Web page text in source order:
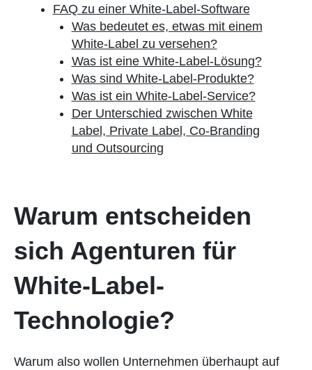
FAQ zu einer White-Label-Software
Was bedeutet es, etwas mit einem
White-Label zu versehen?
Was ist eine White-Label-Lösung?
Was sind White-Label-Produkte?
Was ist ein White-Label-Service?
Der Unterschied zwischen White
Label, Private Label, Co-Branding
und Outsourcing
Warum entscheiden
sich Agenturen für
White-Label-
Technologie?
Warum also wollen Unternehmen überhaupt auf